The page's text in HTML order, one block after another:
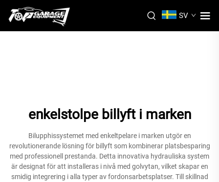
SV
enkelstolpe billyft i marken
Bilupphissystemet med enkeltpelare i marken utgör en
revolutionerande lösning för billyft som kombinerar platsbesparing
med professionell prestanda. Detta innovativa hydrauliska system
är designat för att installeras i nivå med golvytan, vilket skapar en
smidig integrering i alla typer av fordonsarbetsplatser. Till skillnad